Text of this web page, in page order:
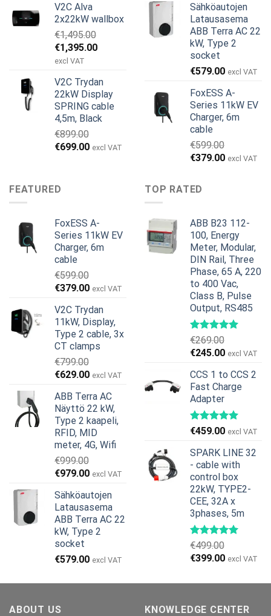
oli:
€699.00.
on:
€579.00.
V2C Alva
2x22kW wallbox
€1,495.00
Alkuperäinen
hinta
€1,495.00.
€1,395.00Nykyinen
€1,395.00.
excl VAT
V2C Trydan
22kW Display
SPRING cable
4,5m, Black
€899.00
Alkuperäinen
€899.00.
€699.00Nykyinen
excl VAT
oli:
€799.00.
on:
€629.00.
Sähköautojen
Latausasema
ABB Terra AC 22
kW, Type 2
socket
€579.00 excl VAT
FoxESS A-
Series 11kW EV
Charger, 6m
cable
€599.00
Alkuperäinen
€599.00.
€379.00Nykyinen
excl VAT
FEATURED
FoxESS A-
Series 11kW EV
Charger, 6m
cable
€599.00
Alkuperäinen
oli:
€599.00.
€379.00Nykyinen
on:
€379.00.
excl VAT
V2C Trydan
11kW, Display,
Type 2 cable, 3x
CT clamps
€799.00
Alkuperäinen
oli:
€799.00.
€629.00Nykyinen
on:
€629.00.
excl VAT
ABB Terra AC
Näyttö 22 kW,
Type 2 kaapeli,
RFID, MID
meter, 4G, Wifi
€999.00
Alkuperäinen
oli:
€999.00.
€979.00Nykyinen
on:
€979.00.
excl VAT
Sähköautojen
Latausasema
ABB Terra AC 22
kW, Type 2
socket
€579.00 excl VAT
TOP RATED
ABB B23 112-
100, Energy
Meter, Modular,
DIN Rail, Three
Phase, 65 A, 220
to 400 Vac,
Class B, Pulse
Output, RS485
€269.00
Alkuperäinen
oli:
€269.00.
€245.00Nykyinen
on:
€245.00.
excl VAT
CCS 1 to CCS 2
Fast Charge
Adapter
€459.00 excl VAT
SPARK LINE 32
- cable with
control box
22kW, TYPE2-
CEE, 32A x
3phases, 5m
€499.00
Alkuperäinen
oli:
€399.00Nykyinen
on:
excl VAT
ABOUT US KNOWLEDGE CENTER